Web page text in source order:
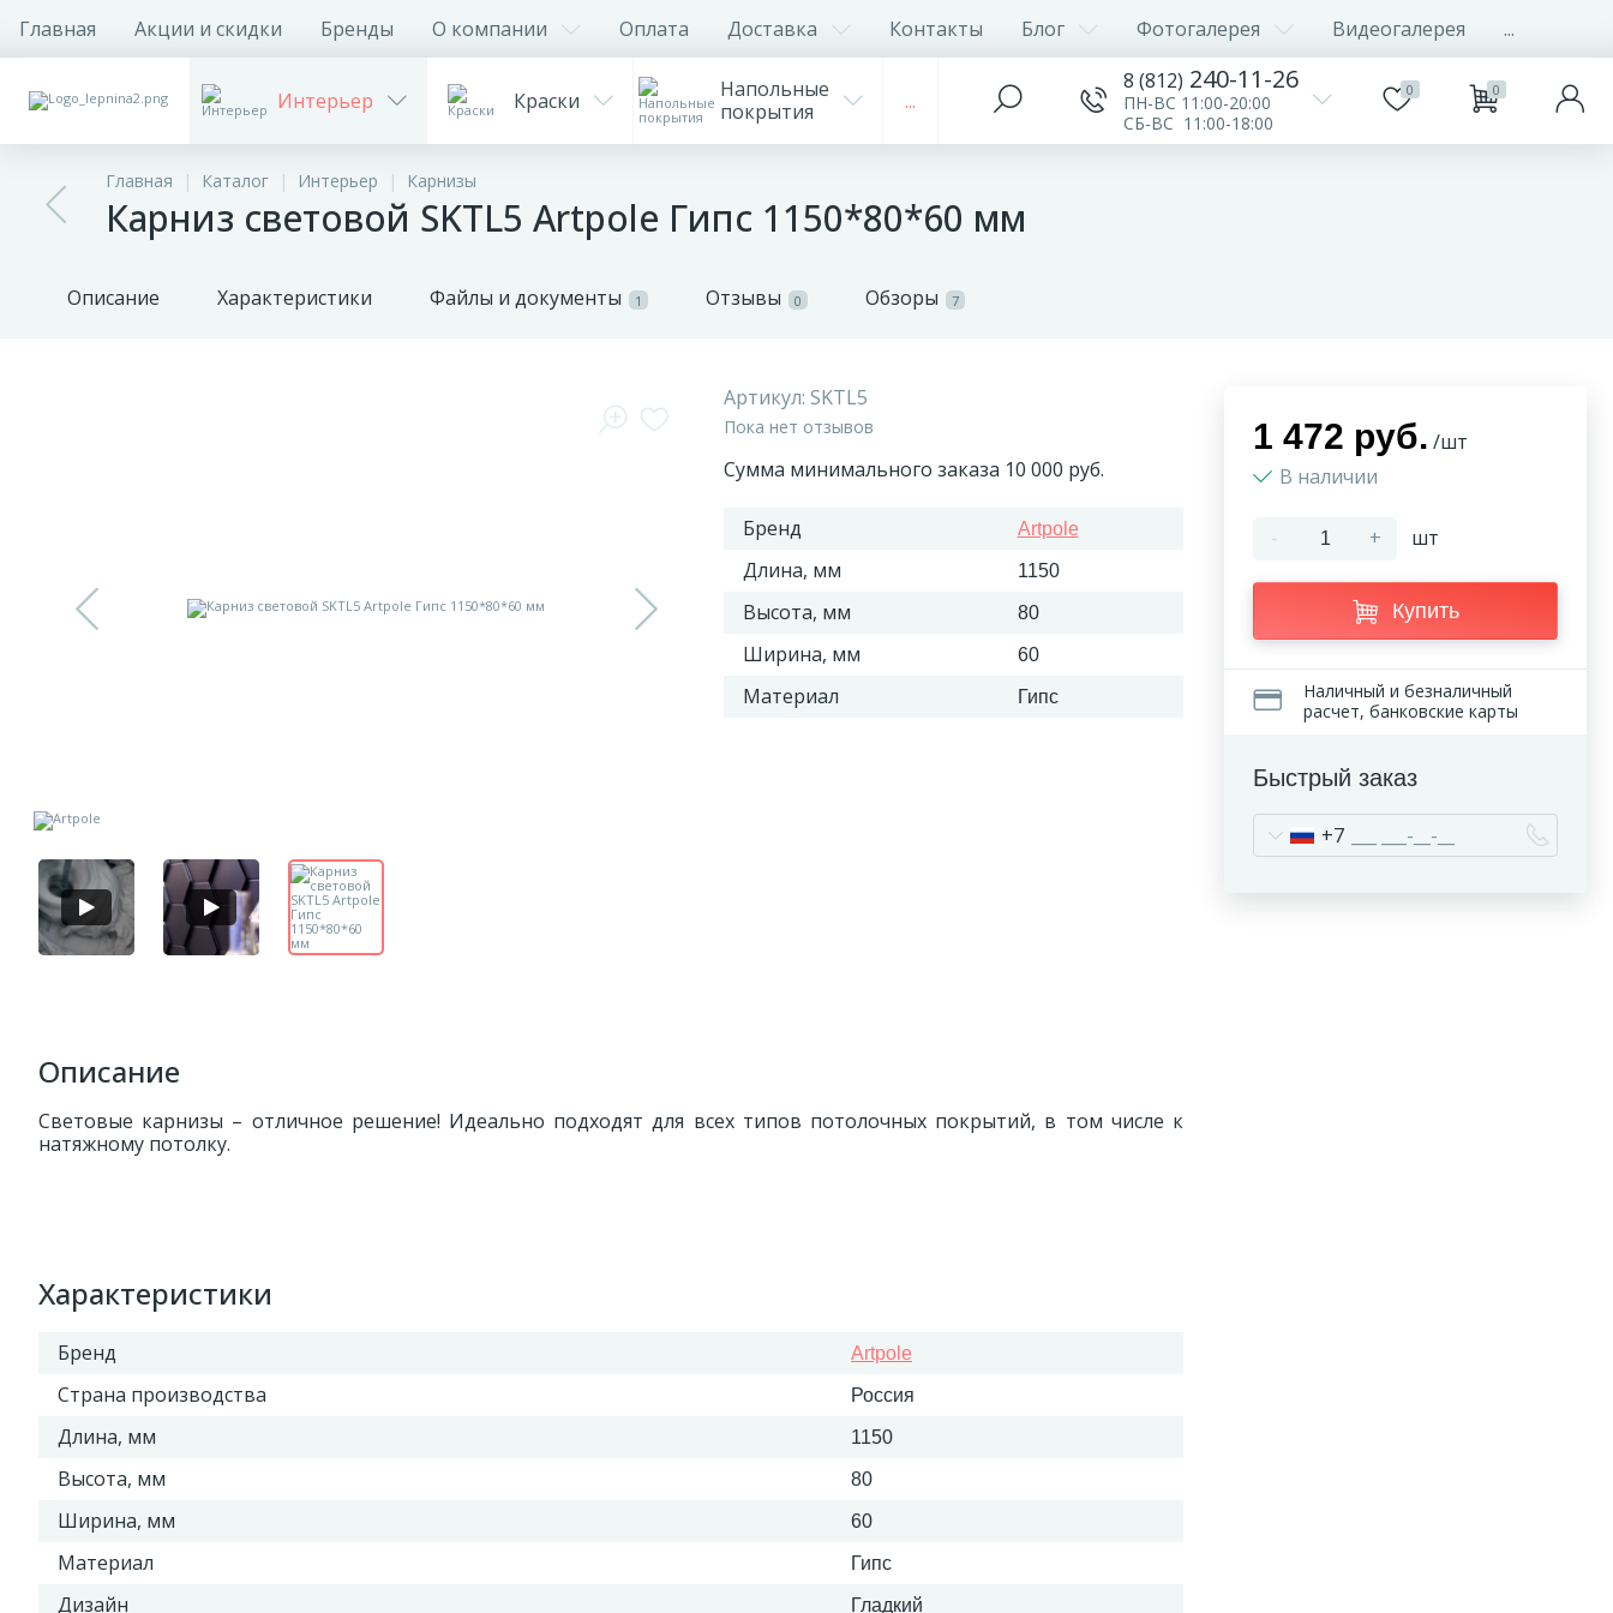
Главная Акции и скидки Бренды О компании Оплата Доставка Контакты Блог Фотогалерея Видеогалерея ...
Интерьер Краски
Напольные
покрытия
...
8 (812) 240-11-26
ПН-ВС 11:00-20:00
СБ-ВС 11:00-18:00
0 0
Главная Каталог Интерьер Карнизы
Карниз световой SKTL5 Artpole Гипс 1150*80*60 мм
Описание Характеристики Файлы и документы 1 Отзывы 0 Обзоры 7
Артикул: SKTL5
Пока нет отзывов
Сумма минимального заказа 10 000 руб.
Бренд Artpole
Длина, мм 1150
Высота, мм 80
Ширина, мм 60
Материал Гипс
Описание
Световые карнизы – отличное решение! Идеально подходят для всех типов потолочных покрытий, в том числе к
натяжному потолку.
Характеристики
Бренд Artpole
Страна производства Россия
Длина, мм 1150
Высота, мм 80
Ширина, мм 60
Материал Гипс
Дизайн Гладкий
1 472 руб. /шт
В наличии
- + шт
Купить
Наличный и безналичный
расчет, банковские карты
Быстрый заказ
+7